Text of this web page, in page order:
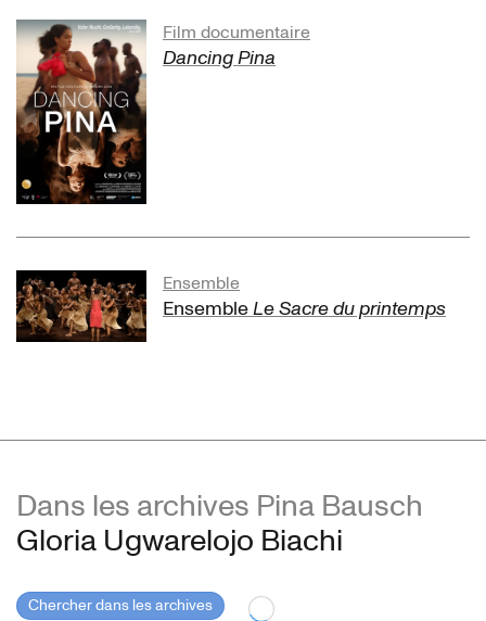
Film documentaire
Dancing Pina
Ensemble
EnsembleLe Sacre du printemps
Dans les archives Pina Bausch
Gloria Ugwarelojo Biachi
Chercher dans les archives